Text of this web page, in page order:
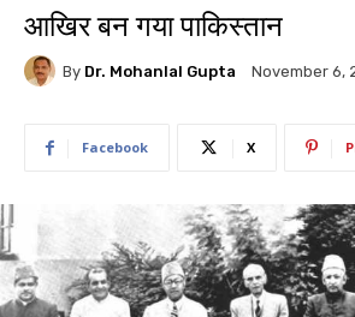
आखिर बन गया पाकिस्तान
By Dr. Mohanlal Gupta November 6,
Facebook X